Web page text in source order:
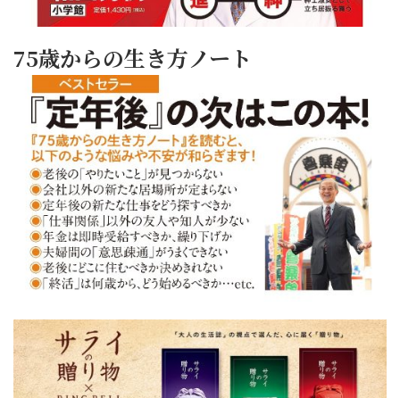
75歳からの生き方ノート